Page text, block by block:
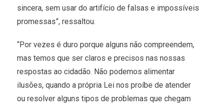
sincera, sem usar do artifício de falsas e impossíveis
promessas”, ressaltou.
“Por vezes é duro porque alguns não compreendem,
mas temos que ser claros e precisos nas nossas
respostas ao cidadão. Não podemos alimentar
ilusões, quando a própria Lei nos proíbe de atender
ou resolver alguns tipos de problemas que chegam